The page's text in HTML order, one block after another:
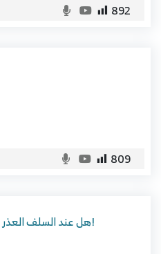
892
809
هل عند السلف العذر بالجهل لمن وقع في الشرك ؟!